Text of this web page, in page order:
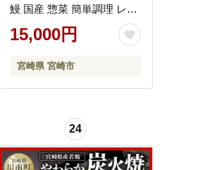
鰻 国産 惣菜 簡単調理 レン
ジ 湯煎 ボイル 小分け パッ
ク 冷凍 人気 おすすめ 鰻楽
15,000円
宮崎県 宮崎市
24